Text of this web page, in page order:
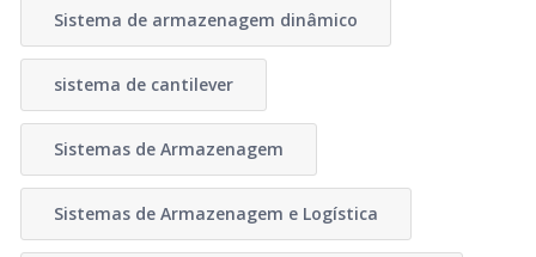
Sistema de armazenagem dinâmico
sistema de cantilever
Sistemas de Armazenagem
Sistemas de Armazenagem e Logística